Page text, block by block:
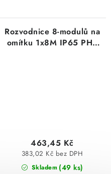
Rozvodnice 8-modulů na
omítku 1x8M IP65 PHS
Skladem (49 ks)
383,02 Kč bez DPH
463,45 Kč